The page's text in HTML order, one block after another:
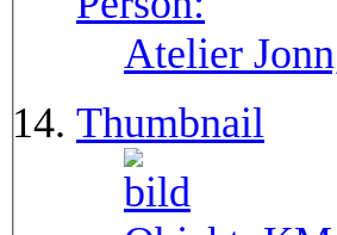
Atelier
Thumbnail